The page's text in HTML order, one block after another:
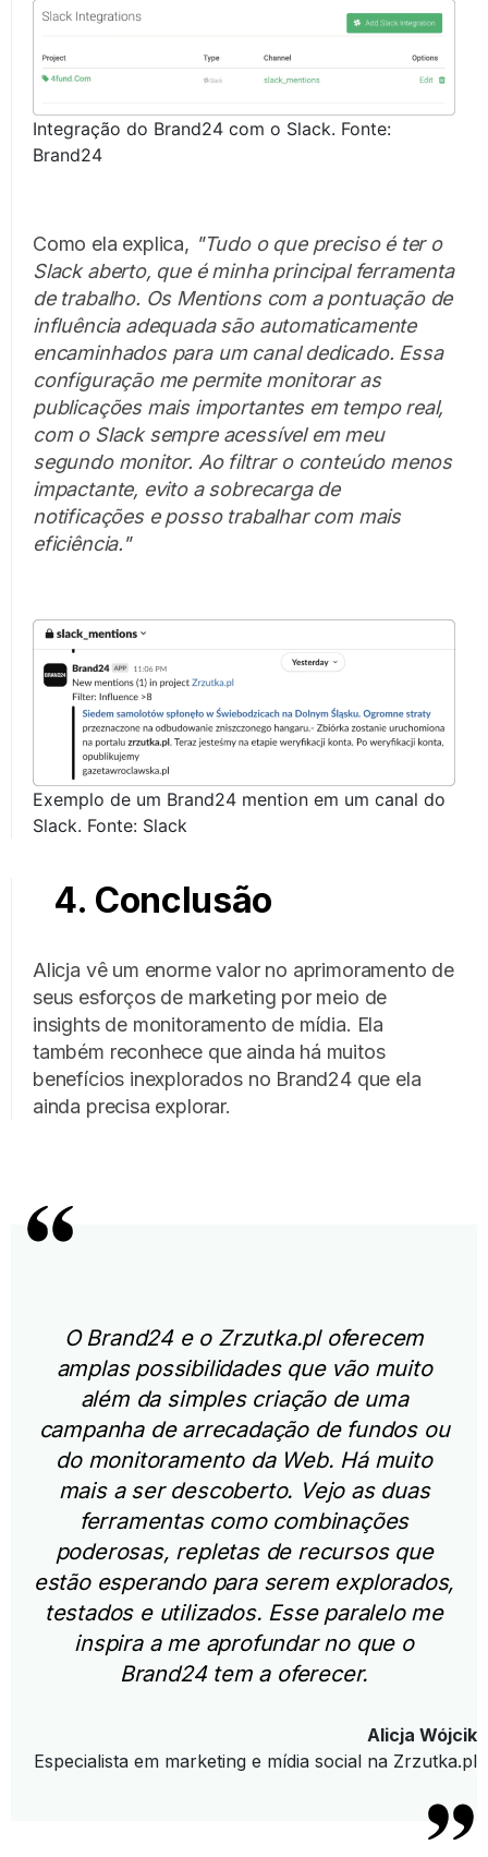
Integração do Brand24 com o Slack. Fonte:
Brand24
Como ela explica, "Tudo o que preciso é ter o
Slack aberto, que é minha principal ferramenta
de trabalho. Os Mentions com a pontuação de
influência adequada são automaticamente
encaminhados para um canal dedicado. Essa
configuração me permite monitorar as
publicações mais importantes em tempo real,
com o Slack sempre acessível em meu
segundo monitor. Ao filtrar o conteúdo menos
impactante, evito a sobrecarga de
notificações e posso trabalhar com mais
eficiência."
Exemplo de um Brand24 mention em um canal do
Slack. Fonte: Slack
4. Conclusão
Alicja vê um enorme valor no aprimoramento de
seus esforços de marketing por meio de
insights de monitoramento de mídia. Ela
também reconhece que ainda há muitos
benefícios inexplorados no Brand24 que ela
ainda precisa explorar.
O Brand24 e o Zrzutka.pl oferecem
amplas possibilidades que vão muito
além da simples criação de uma
campanha de arrecadação de fundos ou
do monitoramento da Web. Há muito
mais a ser descoberto. Vejo as duas
ferramentas como combinações
poderosas, repletas de recursos que
estão esperando para serem explorados,
testados e utilizados. Esse paralelo me
inspira a me aprofundar no que o
Brand24 tem a oferecer.
Alicja Wójcik
Especialista em marketing e mídia social na Zrzutka.pl